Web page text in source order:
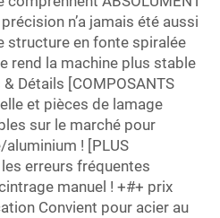
n’a jamais été aussi
structure en fonte spiralée
rend la machine plus stable
Détails [COMPOSANTS
et pièces de lamage
sur le marché pour
! [PLUS
les erreurs fréquentes
manuel ! +#+ prix
Convient pour acier au